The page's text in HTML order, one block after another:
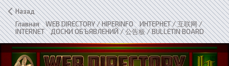
Назад
Главная»WEB DIRECTORY / HIPERINFO»ИНТЕРНЕТ / 互联网 /
INTERNET»ДОСКИ ОБЪЯВЛЕНИЙ / 公告板 / BULLETIN BOARD